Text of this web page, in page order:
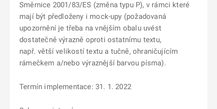
Směrnice 2001/83/ES (změna typu P), v rámci které
mají být předloženy i mock-upy (požadovaná
upozornění je třeba na vnějším obalu uvést
dostatečně výrazně oproti ostatnímu textu,
např. větší velikostí textu a tučně, ohraničujícím
rámečkem a/nebo výraznější barvou písma).
Termín implementace: 31. 1. 2022